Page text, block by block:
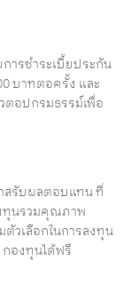
ารชำระเบี้ยประกัน
บาทตอครั้ง และ
ตอปกรมธรรม์เพื่อ
าสรับผลตอบแทน ที่
ทุนรวมคุณภาพ
วเลือกในการลงทุน
องทุนได้ฟรี